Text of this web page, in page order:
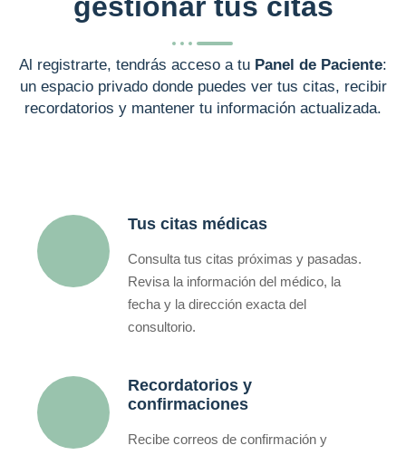
Al registrarte, tendrás acceso a tu Panel de Paciente:
un espacio privado donde puedes ver tus citas, recibir
recordatorios y mantener tu información actualizada.
Tus citas médicas
Consulta tus citas próximas y pasadas.
Revisa la información del médico, la
fecha y la dirección exacta del
consultorio.
Recordatorios y
confirmaciones
Recibe correos de confirmación y